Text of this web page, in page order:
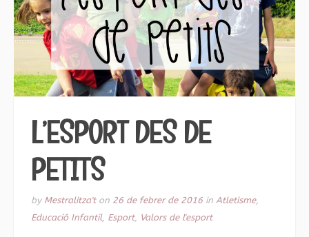
L’ESPORT DES DE
PETITS
by Mestralitza'ton 26 de febrer de 2016 in Atletisme,
Educació Infantil, Esport, Valors de l'esport